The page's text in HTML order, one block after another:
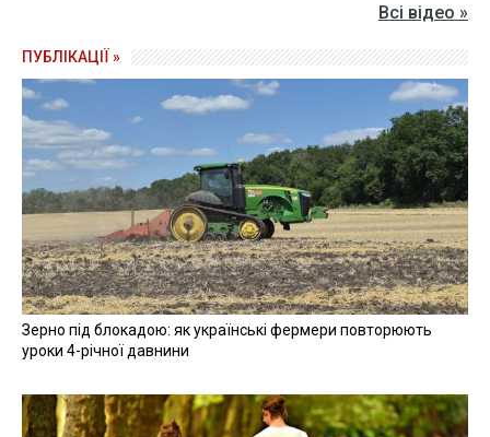
Всі відео »
ПУБЛІКАЦІЇ »
Зерно під блокадою: як українські фермери повторюють
уроки 4-річної давнини